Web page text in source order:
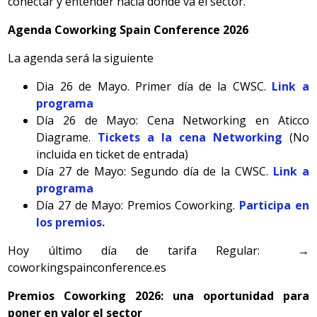
Agenda Coworking Spain Conference 2026
La agenda será la siguiente
Dia 26 de Mayo. Primer día de la CWSC. Link a
programa
Día 26 de Mayo: Cena Networking en Aticco
Diagrame. Tickets a la cena Networking (No
incluida en ticket de entrada)
Día 27 de Mayo: Segundo día de la CWSC. Link a
programa
Día 27 de Mayo: Premios Coworking. Participa en
los premios.
Hoy último día de tarifa Regular: →
coworkingspainconference.es
Premios Coworking 2026: una oportunidad para
poner en valor el sector